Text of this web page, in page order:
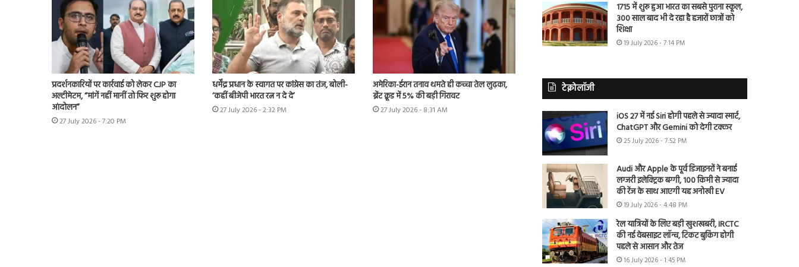
प्रदर्शनकारियों पर कार्रवाई को लेकर CJP का
अल्टीमेटम, “मांगें नहीं मानीं तो फिर शुरू होगा
आंदोलन”
27 July 2026 - 7:20 PM
धर्मेंद्र प्रधान के स्वागत पर कांग्रेस का तंज, बोली-
‘कहीं बीजेपी भारत रत्न न दे दे’
27 July 2026 - 2:32 PM
अमेरिका-ईरान तनाव थमते ही कच्चा तेल लुढ़का,
ब्रेंट क्रूड में 5% की बड़ी गिरावट
27 July 2026 - 8:31 AM
1715 में शुरू हुआ भारत का सबसे पुराना स्कूल,
300 साल बाद भी दे रहा है हजारों छात्रों को
शिक्षा
19 July 2026 - 7:14 PM
टेक्नोलॉजी
iOS 27 में नई Siri होगी पहले से ज्यादा स्मार्ट,
ChatGPT और Gemini को देगी टक्कर
25 July 2026 - 7:52 PM
Audi और Apple के पूर्व डिजाइनरों ने बनाई
लग्जरी इलेक्ट्रिक बग्गी, 100 किमी से ज्यादा
की रेंज के साथ आएगी यह अनोखी EV
19 July 2026 - 4:48 PM
रेल यात्रियों के लिए बड़ी खुशखबरी, IRCTC
की नई वेबसाइट लॉन्च, टिकट बुकिंग होगी
पहले से आसान और तेज
16 July 2026 - 1:45 PM